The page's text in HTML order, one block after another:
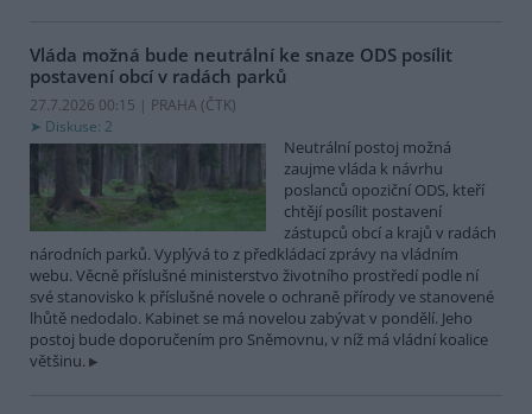
Vláda možná bude neutrální ke snaze ODS posílit
postavení obcí v radách parků
27.7.2026 00:15 | PRAHA (ČTK)
Diskuse: 2
Neutrální postoj možná
zaujme vláda k návrhu
poslanců opoziční ODS, kteří
chtějí posílit postavení
zástupců obcí a krajů v radách
národních parků. Vyplývá to z předkládací zprávy na vládním
webu. Věcně příslušné ministerstvo životního prostředí podle ní
své stanovisko k příslušné novele o ochraně přírody ve stanovené
lhůtě nedodalo. Kabinet se má novelou zabývat v pondělí. Jeho
postoj bude doporučením pro Sněmovnu, v níž má vládní koalice
většinu.